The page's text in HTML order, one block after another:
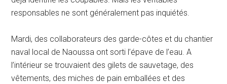
responsables ne sont généralement pas inquiétés.
Mardi, des collaborateurs des garde-côtes et du chantier
naval local de Naoussa ont sorti l’épave de l’eau. A
l’intérieur se trouvaient des gilets de sauvetage, des
vêtements, des miches de pain emballées et des